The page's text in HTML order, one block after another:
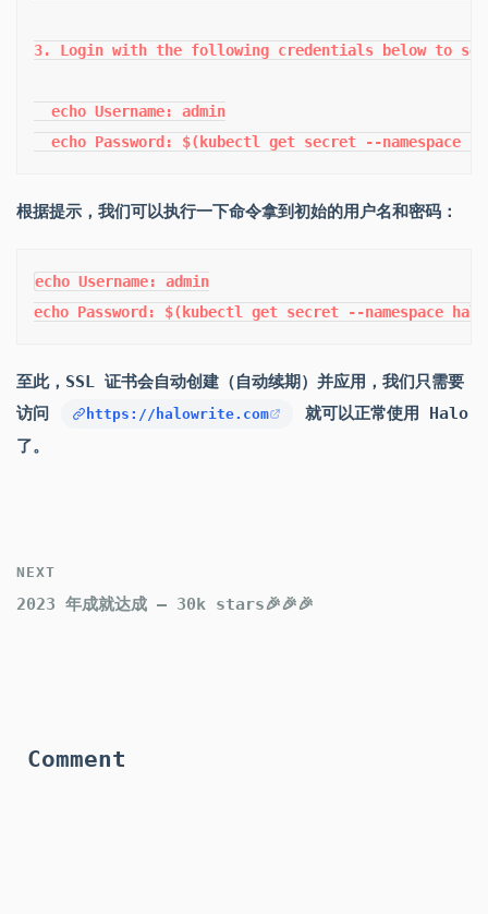
3. Login with the following credentials below to
  echo Username: admin
echo Password: $(kubectl get secret --namespace
根据提示，我们可以执行一下命令拿到初始的用户名和密码：
echo Username: admin
echo Password: $(kubectl get secret --namespace
至此，SSL 证书会自动创建（自动续期）并应用，我们只需要
访问
https://halowrite.com
就可以正常使用 Halo
了。
NEXT
2023 年成就达成 — 30k stars🎉🎉🎉
Comment